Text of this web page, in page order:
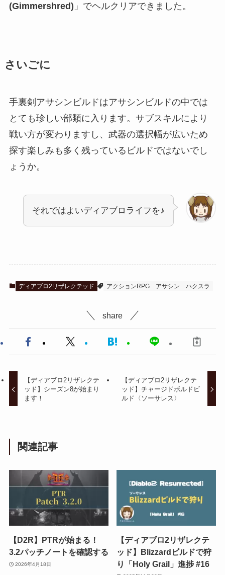
(Gimmershred) 」でヘルクリアできました。
さいごに
手裏剣アサシンビルドはアサシンビルドの中では
とても珍しい部類に入ります。サブスキルにより
戦い方が変わりますし、武器の選択幅が広いため
探す楽しみも多く残っているビルドではないでし
ょうか。
それではよいディアブロライフを♪
ディアブロ2リザレクテッド アクションRPG アサシン ハクスラ
share
【ディアブロ2リザレクテ
ッド】シーズン8が始まり
ます！
【ディアブロ2リザレクテ
ッド】チャージドボルドビ
ルド〈ソーサレス〉
関連記事
【D2R】PTRが始まる！
3.2パッチノートを確認する
2026年4月18日
【ディアブロ2リザレクテ
ッド】Blizzardビルドで狩
り「Holy Grail」進捗 #16